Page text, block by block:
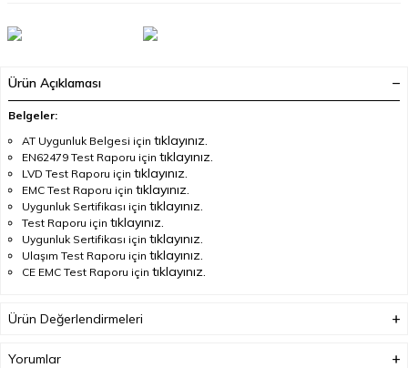
Ürün Açıklaması
Belgeler:
AT Uygunluk Belgesi için tıklayınız.
EN62479 Test Raporu için tıklayınız.
LVD Test Raporu için tıklayınız.
EMC Test Raporu için tıklayınız.
Uygunluk Sertifikası için tıklayınız.
Test Raporu için tıklayınız.
Uygunluk Sertifikası için tıklayınız.
Ulaşım Test Raporu için tıklayınız.
CE EMC Test Raporu için tıklayınız.
Ürün Değerlendirmeleri
Yorumlar